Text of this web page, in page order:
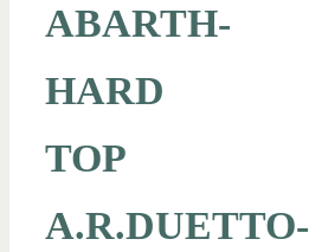
ABARTH-
HARD
TOP
A.R.DUETTO-